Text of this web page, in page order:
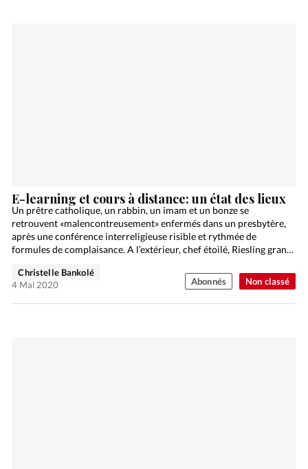
Non classé
E-learning et cours à distance: un état des lieux
Un prêtre catholique, un rabbin, un imam et un bonze se
retrouvent «malencontreusement» enfermés dans un presbytère,
après une conférence interreligieuse risible et rythmée de
formules de complaisance. A l’extérieur, chef étoilé, Riesling grand
Christelle Bankolé
4 Mai 2020
Abonnés